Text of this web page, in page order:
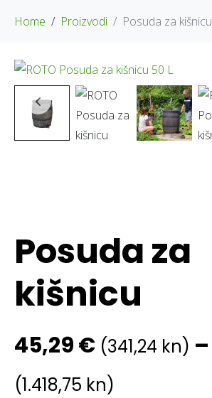
Home Proizvodi Posuda za kišnicu
Posuda za
kišnicu
45,29€ (341,24 kn) –
(1.418,75 kn)